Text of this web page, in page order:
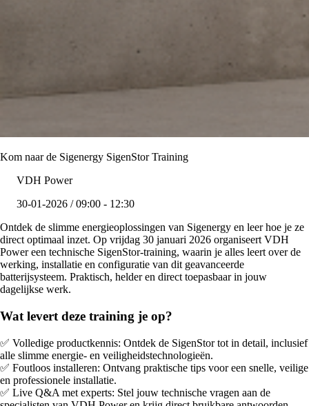
Kom naar de Sigenergy SigenStor Training
VDH Power
30-01-2026 / 09:00 - 12:30
Ontdek de slimme energieoplossingen van Sigenergy en leer hoe je ze
direct optimaal inzet. Op vrijdag 30 januari 2026 organiseert VDH
Power een technische SigenStor-training, waarin je alles leert over de
werking, installatie en configuratie van dit geavanceerde
batterijsysteem. Praktisch, helder en direct toepasbaar in jouw
dagelijkse werk.
Wat levert deze training je op?
✅ Volledige productkennis: Ontdek de SigenStor tot in detail, inclusief
alle slimme energie- en veiligheidstechnologieën.
✅ Foutloos installeren: Ontvang praktische tips voor een snelle, veilige
en professionele installatie.
✅ Live Q&A met experts: Stel jouw technische vragen aan de